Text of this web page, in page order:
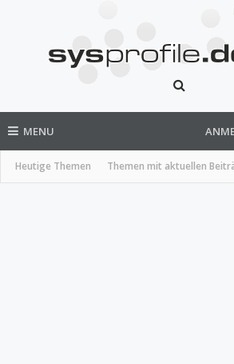
MENU
Heutige Themen Themen mit aktuellen